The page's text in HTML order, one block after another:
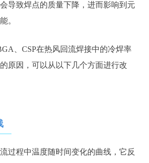
导致焊点的质量下降，进而影响到元
。
、CSP在热风回流焊接中的冷焊率
原因，可以从以下几个方面进行改
过程中温度随时间变化的曲线，它反